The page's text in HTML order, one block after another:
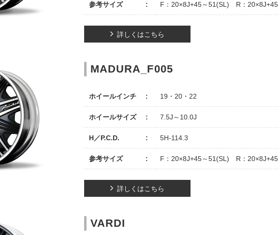
参考サイズ F：20×8J+45～51(SL) R：20×8J+45
詳しくはこちら
MADURA_F005
ホイールインチ 19・20・22
ホイールサイズ 7.5J～10.0J
H／P.C.D. 5H-114.3
参考サイズ F：20×8J+45～51(SL) R：20×8J+45
詳しくはこちら
VARDI